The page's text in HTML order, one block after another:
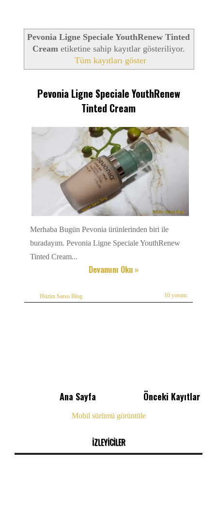
Pevonia Ligne Speciale YouthRenew Tinted
Cream etiketine sahip kayıtlar gösteriliyor.
Tüm kayıtları göster
Pevonia Ligne Speciale YouthRenew
Tinted Cream
Merhaba Bugün Pevonia ürünlerinden biri ile
buradayım. Pevonia Ligne Speciale YouthRenew
Tinted Cream...
Devamını Oku »
Hüzün Sarısı Blog 10 yorum:
Önceki Kayıtlar
Ana Sayfa
Mobil sürümü görüntüle
İZLEYİCİLER